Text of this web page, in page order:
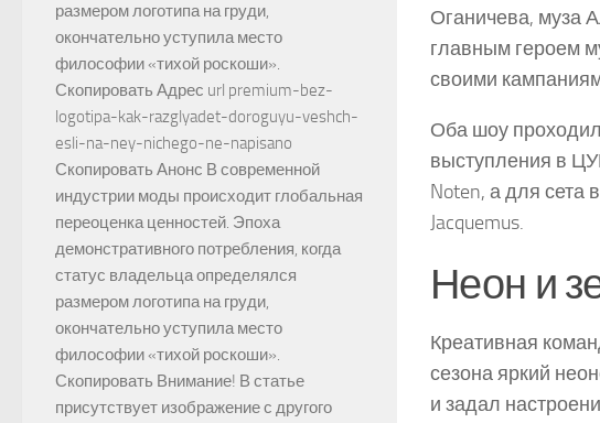
Оганичева, муза
главным героем
своими
Оба шоу
выступления в
Noten, а для сета
Jacquemus.
Неон и
Креативная
сезона яркий
и задал
размером логотипа на груди,
окончательно уступила место
философии «тихой роскоши».
Скопировать Адрес url premium-bez-
logotipa-kak-razglyadet-doroguyu-veshch-
esli-na-ney-nichego-ne-napisano
Скопировать Анонс В современной
индустрии моды происходит глобальная
переоценка ценностей. Эпоха
демонстративного потребления, когда
статус владельца определялся
размером логотипа на груди,
окончательно уступила место
философии «тихой роскоши».
Скопировать Внимание! В статье
присутствует изображение с другого